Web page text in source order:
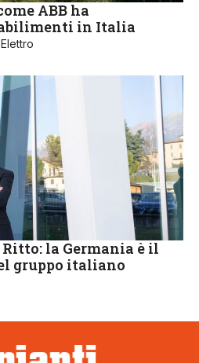
ABB ha
in Italia
la Germania è il
gruppo italiano